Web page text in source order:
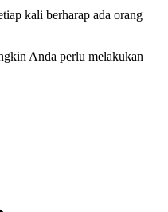
kali berharap ada orang
Anda perlu melakukan